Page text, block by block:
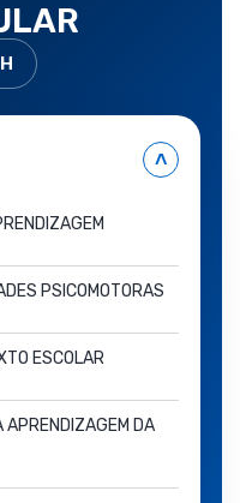
˄
PSICOMOTORAS
ESCOLAR
APRENDIZAGEM DA